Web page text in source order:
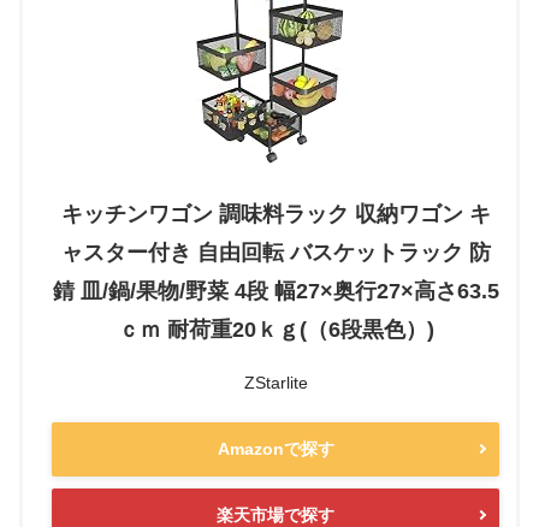
キッチンワゴン 調味料ラック 収納ワゴン キ
ャスター付き 自由回転 バスケットラック 防
錆 皿/鍋/果物/野菜 4段 幅27×奥行27×高さ63.5
ｃｍ 耐荷重20ｋｇ(（6段黒色）)
ZStarlite
Amazonで探す
楽天市場で探す